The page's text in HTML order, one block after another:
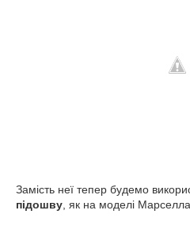
Замість неї тепер будемо
підошву, як на моделі